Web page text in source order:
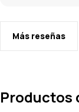
Más reseñas
Productos